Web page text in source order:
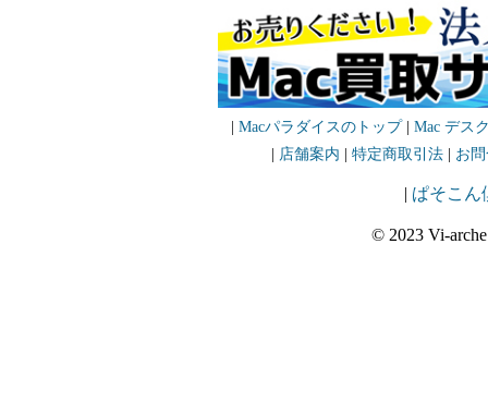
| Macパラダイスのトップ| Mac デス
| 店舗案内 | 特定商取引法 | お
| ぱそこん
© 2023 Vi-